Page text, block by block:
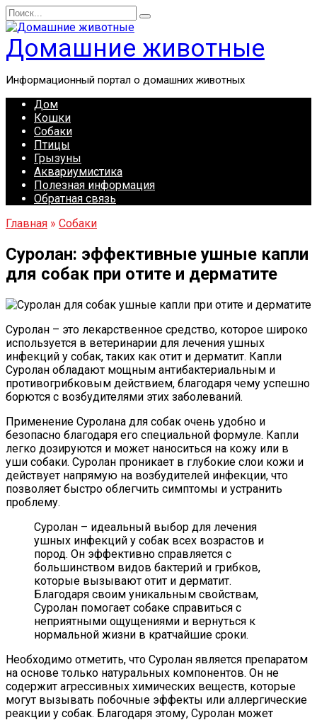
Перейти
к
содержанию
Search
for:
Домашние животные
Информационный портал о домашних животных
Дом
Кошки
Собаки
Птицы
Грызуны
Аквариумистика
Полезная информация
Обратная связь
Главная » Собаки
Суролан: эффективные ушные капли
для собак при отите и дерматите
Суролан – это лекарственное средство, которое широко
используется в ветеринарии для лечения ушных
инфекций у собак, таких как отит и дерматит. Капли
Суролан обладают мощным антибактериальным и
противогрибковым действием, благодаря чему успешно
борются с возбудителями этих заболеваний.
Применение Суролана для собак очень удобно и
безопасно благодаря его специальной формуле. Капли
легко дозируются и может наноситься на кожу или в
уши собаки. Суролан проникает в глубокие слои кожи и
действует напрямую на возбудителей инфекции, что
позволяет быстро облегчить симптомы и устранить
проблему.
Суролан – идеальный выбор для лечения
ушных инфекций у собак всех возрастов и
пород. Он эффективно справляется с
большинством видов бактерий и грибков,
которые вызывают отит и дерматит.
Благодаря своим уникальным свойствам,
Суролан помогает собаке справиться с
неприятными ощущениями и вернуться к
нормальной жизни в кратчайшие сроки.
Необходимо отметить, что Суролан является препаратом
на основе только натуральных компонентов. Он не
содержит агрессивных химических веществ, которые
могут вызывать побочные эффекты или аллергические
реакции у собак. Благодаря этому, Суролан может